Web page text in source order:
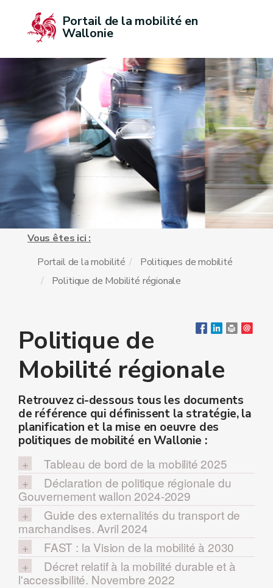
Portail de la mobilité en
Wallonie
Vous êtes ici :
Portail de la mobilité
Politiques de mobilité
Politique de Mobilité régionale
Politique de
Mobilité régionale
Retrouvez ci-dessous tous les documents
de référence qui définissent la stratégie, la
planification et la mise en oeuvre des
politiques de mobilité en Wallonie :
Tableau de bord de la mobilité 2025
Déclaration de politique régionale du
Gouvernement wallon 2024-2029
Guide des externalités du transport de
marchandises. Avril 2024
FAST : la Vision de la mobilité à 2030
Décret relatif à la mobilité durable et à
l'accessibilité. Novembre 2022